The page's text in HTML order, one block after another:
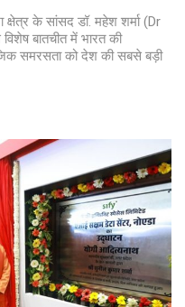
क्षेत्र के सांसद डॉ. महेश शर्मा (Dr
बातचीत में भारत की
समरसता को देश की सबसे बड़ी